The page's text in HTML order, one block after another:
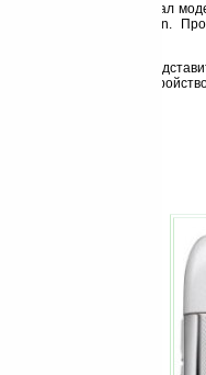
официально анонсировал
иситемы Symbian.
устройств.
стал достойным
на 2,36 дюйма.